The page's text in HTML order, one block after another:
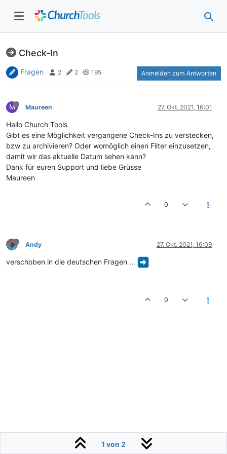
Check-In
Fragen 2 2 195 Anmelden zum Antworten
M Maureen 27. Okt. 2021, 16:01
Hallo Church Tools
Gibt es eine Möglichkeit vergangene Check-Ins zu verstecken,
bzw zu archivieren? Oder womöglich einen Filter einzusetzen,
damit wir das aktuelle Datum sehen kann?
Dank für euren Support und liebe Grüsse
Maureen
0
Andy 27. Okt. 2021, 16:09
verschoben in die deutschen Fragen ...
0
1 von 2